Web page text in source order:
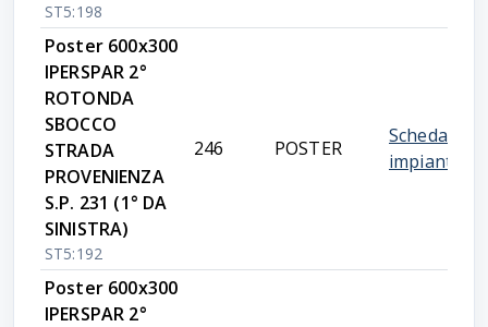
ST5:198
Poster 600x300
IPERSPAR 2°
ROTONDA
SBOCCO
STRADA
PROVENIENZA
S.P. 231 (1° DA
SINISTRA)
ST5:192
246 POSTER
Scheda
impianto
Poster 600x300
IPERSPAR 2°